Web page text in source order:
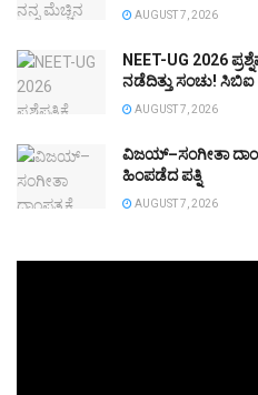
AUGUST 7, 2026
NEET-UG 2026
ನಡೆದಿತ್ತು ಸಂಚು!
AUGUST 7, 2026
ವಿಜಯ್–ಸಂಗೀತಾ
ಹಿಂಪಡೆದ ಪತ್ನಿ
AUGUST 7, 2026